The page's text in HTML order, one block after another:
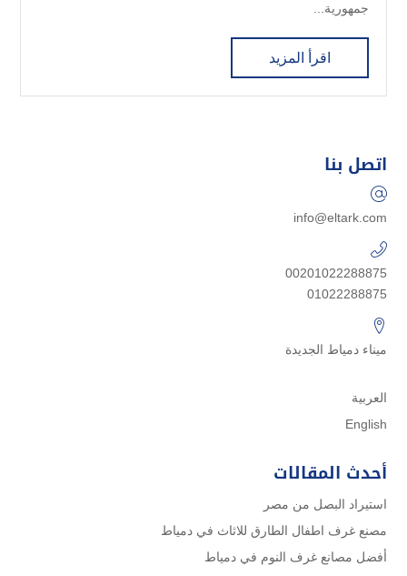
جمهورية...
اقرأ المزيد
اتصل بنا
info@eltark.com
00201022288875
01022288875
ميناء دمياط الجديدة
العربية
English
أحدث المقالات
استيراد البصل من مصر
مصنع غرف اطفال الطارق للاثاث في دمياط
أفضل مصانع غرف النوم في دمياط